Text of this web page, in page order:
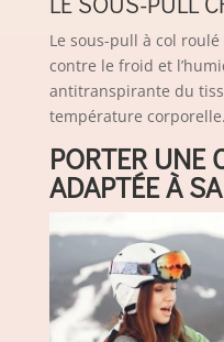
Le sous-pull à col
contre le froid et
antitranspirante du
température corporelle.
PORTER
ADAPTÉE À